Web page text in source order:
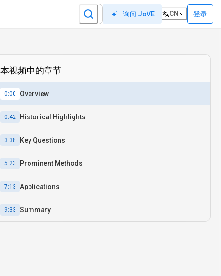
询问 JoVE CN 登录
本视频中的章节
0:00 Overview
0:42 Historical Highlights
3:38 Key Questions
5:23 Prominent Methods
7:13 Applications
9:33 Summary